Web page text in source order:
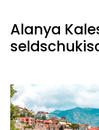
Alanya